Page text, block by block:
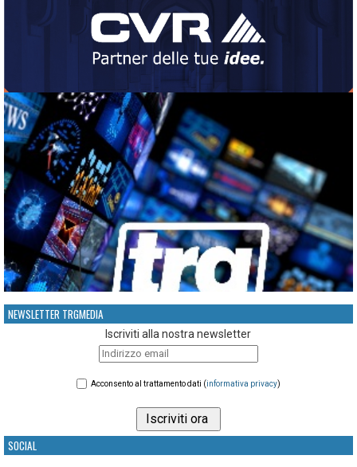
NEWSLETTER TRGMEDIA
Iscriviti alla nostra newsletter
Acconsento al trattamento dati (informativa privacy)
SOCIAL